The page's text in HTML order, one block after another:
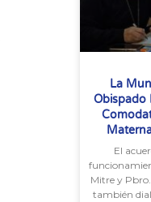
La
Obispado
El
Mitre y
también